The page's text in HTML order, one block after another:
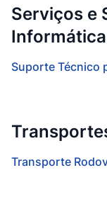
Serviços e
Informática
Suporte Técnico
Transporte